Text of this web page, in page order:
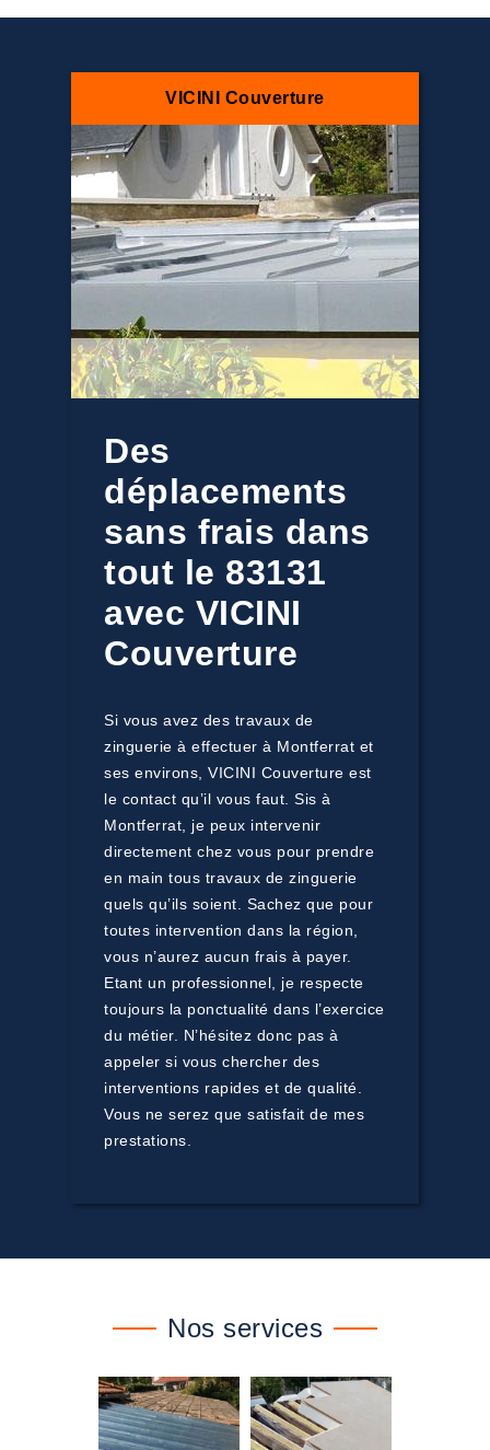
VICINI Couverture
Des
déplacements
sans frais dans
tout le 83131
avec VICINI
Couverture
Si vous avez des travaux de
zinguerie à effectuer à Montferrat et
ses environs, VICINI Couverture est
le contact qu’il vous faut. Sis à
Montferrat, je peux intervenir
directement chez vous pour prendre
en main tous travaux de zinguerie
quels qu’ils soient. Sachez que pour
toutes intervention dans la région,
vous n’aurez aucun frais à payer.
Etant un professionnel, je respecte
toujours la ponctualité dans l’exercice
du métier. N’hésitez donc pas à
appeler si vous chercher des
interventions rapides et de qualité.
Vous ne serez que satisfait de mes
prestations.
Nos services